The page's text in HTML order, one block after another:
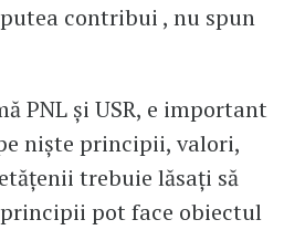
contribui , nu spun
PNL și USR, e important
niște principii, valori,
trebuie lăsați să
principii pot face obiectul